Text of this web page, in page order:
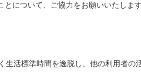
について、ご協力をお願いいたしま
生活標準時間を逸脱し、他の利用者の